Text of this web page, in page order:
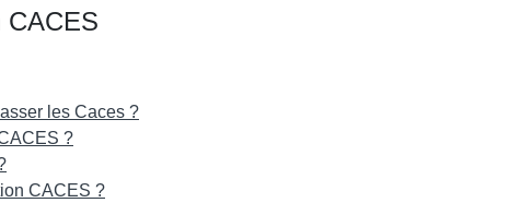
CACES
les Caces ?
?
CACES ?